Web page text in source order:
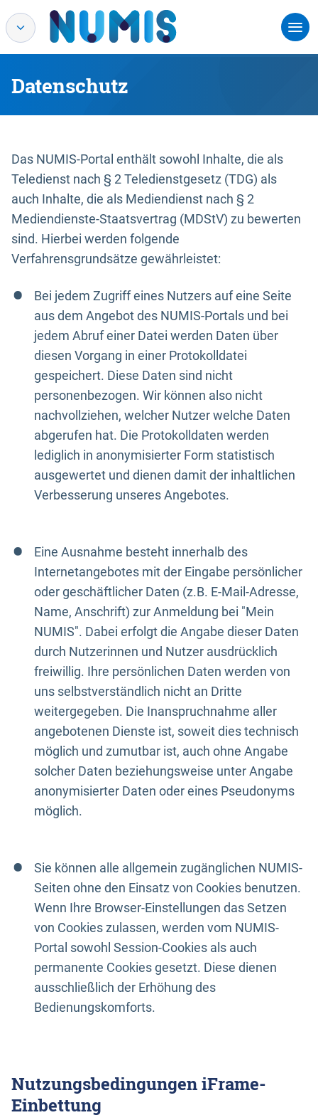
Datenschutz
Das NUMIS-Portal enthält sowohl Inhalte, die als
Teledienst nach § 2 Teledienstgesetz (TDG) als
auch Inhalte, die als Mediendienst nach § 2
Mediendienste-Staatsvertrag (MDStV) zu bewerten
sind. Hierbei werden folgende
Verfahrensgrundsätze gewährleistet:
Bei jedem Zugriff eines Nutzers auf eine Seite
aus dem Angebot des NUMIS-Portals und bei
jedem Abruf einer Datei werden Daten über
diesen Vorgang in einer Protokolldatei
gespeichert. Diese Daten sind nicht
personenbezogen. Wir können also nicht
nachvollziehen, welcher Nutzer welche Daten
abgerufen hat. Die Protokolldaten werden
lediglich in anonymisierter Form statistisch
ausgewertet und dienen damit der inhaltlichen
Verbesserung unseres Angebotes.
Eine Ausnahme besteht innerhalb des
Internetangebotes mit der Eingabe persönlicher
oder geschäftlicher Daten (z.B. E-Mail-Adresse,
Name, Anschrift) zur Anmeldung bei "Mein
NUMIS". Dabei erfolgt die Angabe dieser Daten
durch Nutzerinnen und Nutzer ausdrücklich
freiwillig. Ihre persönlichen Daten werden von
uns selbstverständlich nicht an Dritte
weitergegeben. Die Inanspruchnahme aller
angebotenen Dienste ist, soweit dies technisch
möglich und zumutbar ist, auch ohne Angabe
solcher Daten beziehungsweise unter Angabe
anonymisierter Daten oder eines Pseudonyms
möglich.
Sie können alle allgemein zugänglichen NUMIS-
Seiten ohne den Einsatz von Cookies benutzen.
Wenn Ihre Browser-Einstellungen das Setzen
von Cookies zulassen, werden vom NUMIS-
Portal sowohl Session-Cookies als auch
permanente Cookies gesetzt. Diese dienen
ausschließlich der Erhöhung des
Bedienungskomforts.
Nutzungsbedingungen iFrame-
Einbettung